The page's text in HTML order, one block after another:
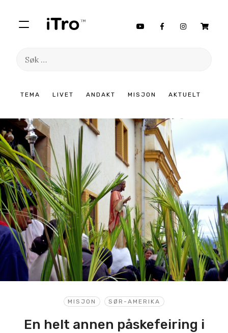
TEMA LIVET ANDAKT MISJON AKTUELT
Søk
innhold
MISJON SØR-AMERIKA
En helt annen påskefeiring i